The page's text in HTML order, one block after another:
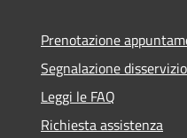
Prenotazione
Segnalazione disservizio
Leggi le FAQ
Richiesta assistenza